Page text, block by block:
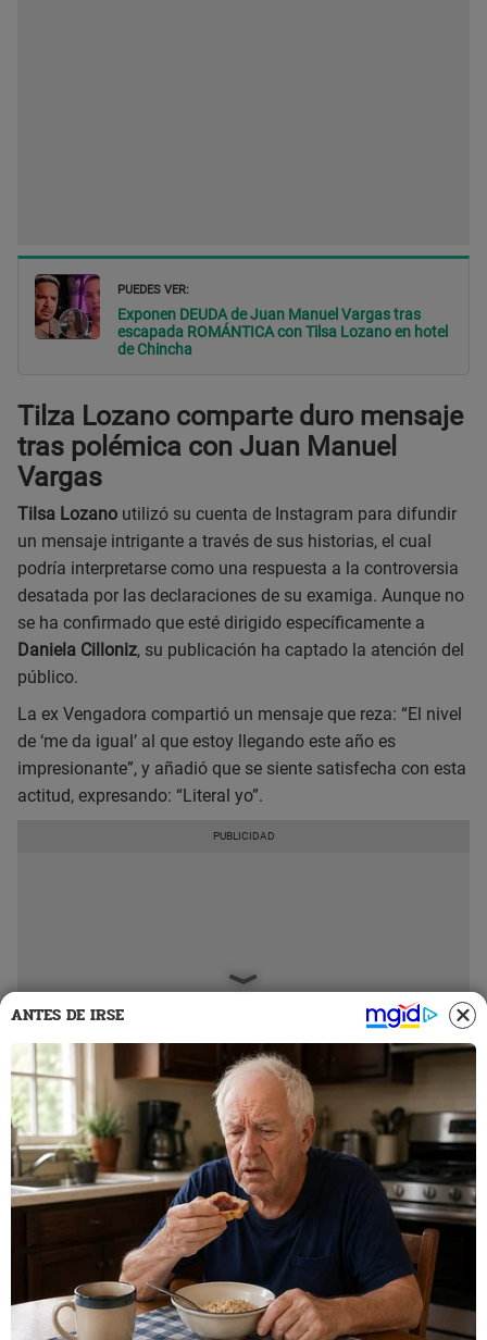
PUEDES VER:
Exponen DEUDA de Juan Manuel Vargas tras
escapada ROMÁNTICA con Tilsa Lozano en hotel
de Chincha
Tilza Lozano comparte duro mensaje
tras polémica con Juan Manuel
Vargas
Tilsa Lozano utilizó su cuenta de Instagram para difundir
un mensaje intrigante a través de sus historias, el cual
podría interpretarse como una respuesta a la controversia
desatada por las declaraciones de su examiga. Aunque no
se ha confirmado que esté dirigido específicamente a
Daniela Cilloniz, su publicación ha captado la atención del
público.
La ex Vengadora compartió un mensaje que reza: “El nivel
de ‘me da igual’ al que estoy llegando este año es
impresionante”, y añadió que se siente satisfecha con esta
actitud, expresando: “Literal yo”.
ANTES DE IRSE